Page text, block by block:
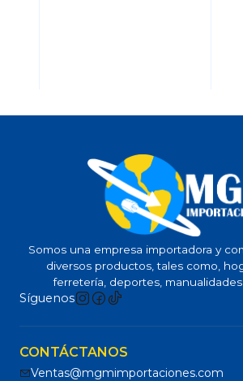
Somos una empresa importadora y
diversos productos, tales como,
ferretería, deportes,
Síguenos
CONTÁCTANOS
Ventas@mgmimportaciones.com